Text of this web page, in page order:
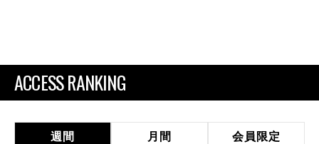
ACCESS RANKING
週間 月間 会員限定